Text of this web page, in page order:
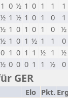
1 0 ½ 1 0 1 1
1
½ 1 ½ 1 0 1 0
1
½ 1 0 1 0 1 0
½
½ 1 0 1 ½ 1 1
0
0 1 0 1 1 ½ 1
½
½ 0 0 0 1 1 ½ 0
GER
Elo Pkt.